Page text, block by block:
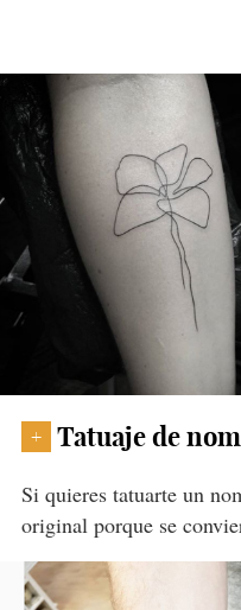
+ Tatuaje de
Si quieres tatuarte un
original porque se